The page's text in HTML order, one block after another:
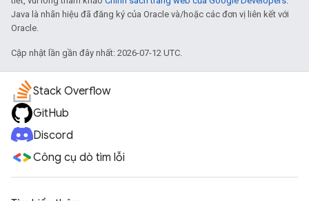
Java là nhãn hiệu đã đăng ký của Oracle và/hoặc các đơn vị liên kết với
Oracle.
Cập nhật lần gần đây nhất: 2026-07-12 UTC.
Stack Overflow
GitHub
Discord
Công cụ dò tìm lỗi